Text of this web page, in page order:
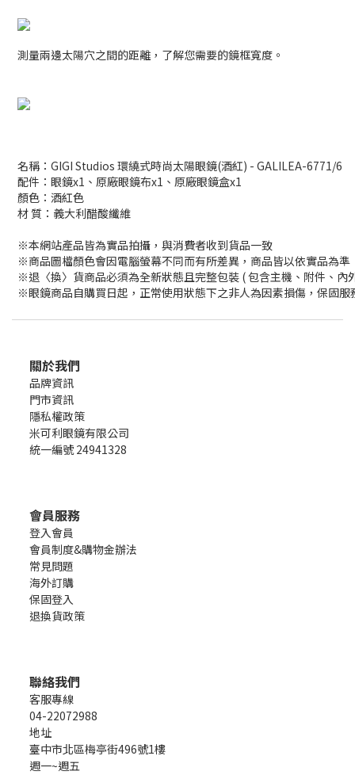
測量兩邊太陽穴之間的距離，了解您需要的鏡框寬度。
名稱：GIGI Studios 環繞式時尚太陽眼鏡(酒紅) - GALILEA-6771/6
配件：眼鏡x1、原廠眼鏡布x1、原廠眼鏡盒x1
顏色：酒紅色
材 質：義大利醋酸纖維
※本網站產品皆為實品拍攝，與消費者收到貨品一致
※商品圖檔顏色會因電腦螢幕不同而有所差異，商品皆以依實品為準
※退〈換〉貨商品必須為全新狀態且完整包裝 ( 包含主機、附件、
※眼鏡商品自購買日起，正常使用狀態下之非人為因素損傷，保固
關於我們
品牌資訊
門市資訊
隱私權政策
米可利眼鏡有限公司
統一編號 24941328
會員服務
登入會員
會員制度&購物金辦法
常見問題
海外訂購
保固登入
退換貨政策
聯絡我們
客服專線
04-22072988
地址
臺中市北區梅亭街496號1樓
週一~週五